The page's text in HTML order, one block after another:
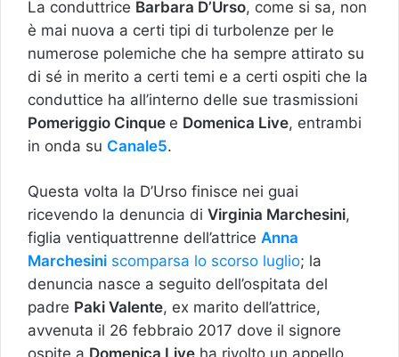
La conduttrice Barbara D’Urso, come si sa, non
è mai nuova a certi tipi di turbolenze per le
numerose polemiche che ha sempre attirato su
di sé in merito a certi temi e a certi ospiti che la
conduttice ha all’interno delle sue trasmissioni
Pomeriggio Cinque e Domenica Live, entrambi
in onda su Canale5.
Questa volta la D’Urso finisce nei guai
ricevendo la denuncia di Virginia Marchesini,
figlia ventiquattrenne dell’attrice Anna
Marchesini scomparsa lo scorso luglio; la
denuncia nasce a seguito dell’ospitata del
padre Paki Valente, ex marito dell’attrice,
avvenuta il 26 febbraio 2017 dove il signore
ospite a Domenica Live ha rivolto un appello